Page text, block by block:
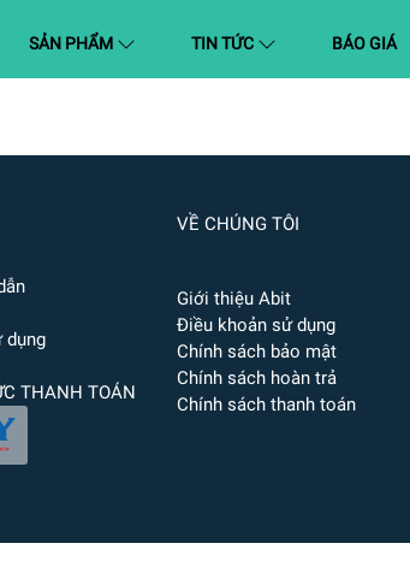
SẢN PHẨM (CURRENT)TIN TỨC BÁO GIÁ
dụng
THANH TOÁN
VỀ CHÚNG TÔI
Giới thiệu Abit
Điều khoản sử dụng
Chính sách bảo mật
Chính sách hoàn trả
Chính sách thanh toán